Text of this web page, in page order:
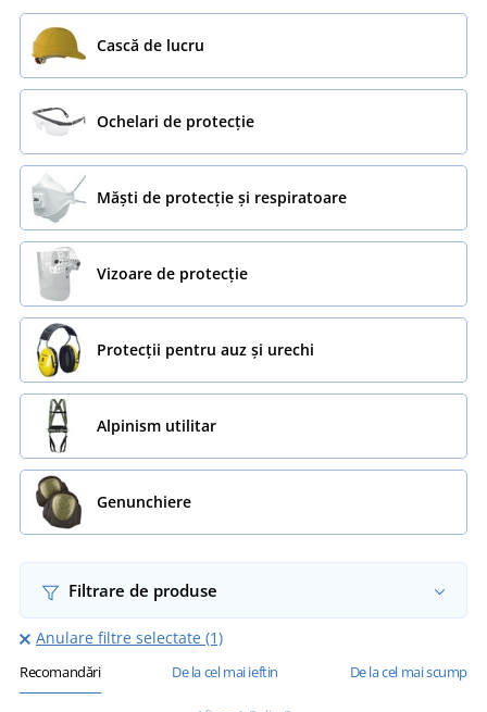
Cască de lucru
Ochelari de protecție
Măști de protecție și respiratoare
Vizoare de protecție
Protecții pentru auz și urechi
Alpinism utilitar
Genunchiere
Filtrare de produse
Anulare filtre selectate (1)
Recomandări De la cel mai ieftin De la cel mai scump